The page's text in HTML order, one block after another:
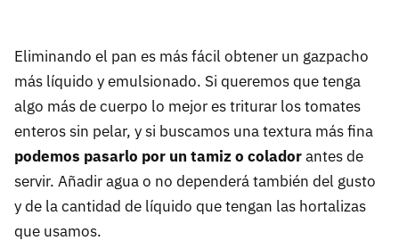
Eliminando el pan es más fácil obtener un gazpacho
más líquido y emulsionado. Si queremos que tenga
algo más de cuerpo lo mejor es triturar los tomates
enteros sin pelar, y si buscamos una textura más fina
podemos pasarlo por un tamiz o coladorantes de
servir. Añadir agua o no dependerá también del gusto
y de la cantidad de líquido que tengan las hortalizas
que usamos.